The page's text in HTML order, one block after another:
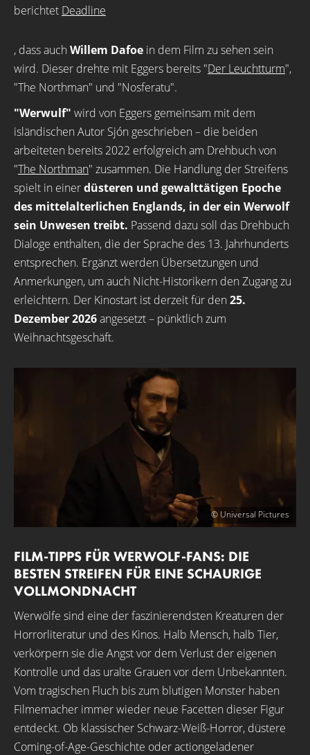
berichtet Deadline
, dass auch Willem Dafoe in dem Film zu sehen sein
wird. Dieser drehte mit Eggers bereits "Der Leuchtturm",
"The Northman" und "Nosferatu".
"Werwulf" wird von Eggers gemeinsam mit dem
isländischen Autor Sjón geschrieben – die beiden
arbeiteten bereits 2022 erfolgreich am Drehbuch von
"The Northman" zusammen. Die Handlung der Streifens
spielt in einerdüsteren und gewalttätigen Epoche
des mittelalterlichen Englands, in der ein Werwolf
sein Unwesen treibt. Passend dazu soll das Drehbuch
Dialoge enthalten, die der Sprache des 13. Jahrhunderts
entsprechen. Ergänzt werden Übersetzungen und
Anmerkungen, um auch Nicht-Historikern den Zugang zu
erleichtern. Der Kinostart ist derzeit für den 25.
Dezember 2026angesetzt – pünktlich zum
Weihnachtsgeschäft.
© Universal Pictures
FILM-TIPPS FÜR WERWOLF-FANS: DIE
BESTEN STREIFEN FÜR EINE SCHAURIGE
VOLLMONDNACHT
Werwölfe sind eine der faszinierendsten Kreaturen der
Horrorliteratur und des Kinos. Halb Mensch, halb Tier,
verkörpern sie die Angst vor dem Verlust der eigenen
Kontrolle und das uralte Grauen vor dem Unbekannten.
Vom tragischen Fluch bis zum blutigen Monster haben
Filmemacher immer wieder neue Facetten dieser Figur
entdeckt. Ob klassischer Schwarz-Weiß-Horror, düstere
Coming-of-Age-Geschichte oder actiongeladener